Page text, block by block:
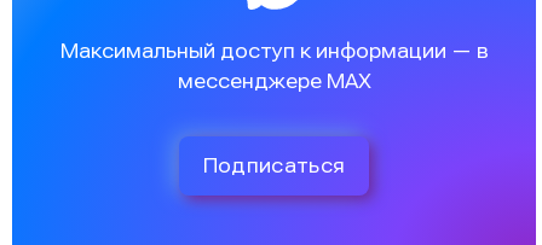
Максимальный доступ к информации — в
мессенджере MAX
Подписаться